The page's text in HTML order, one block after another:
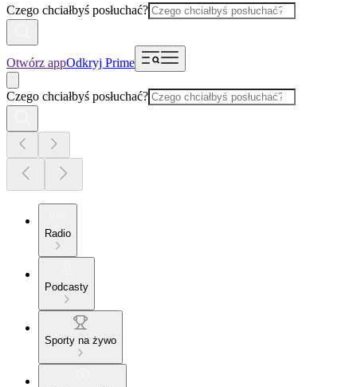
Czego chciałbyś posłuchać?
Otwórz appOdkryj Prime
Czego chciałbyś posłuchać?
Radio
Podcasty
Sporty na żywo